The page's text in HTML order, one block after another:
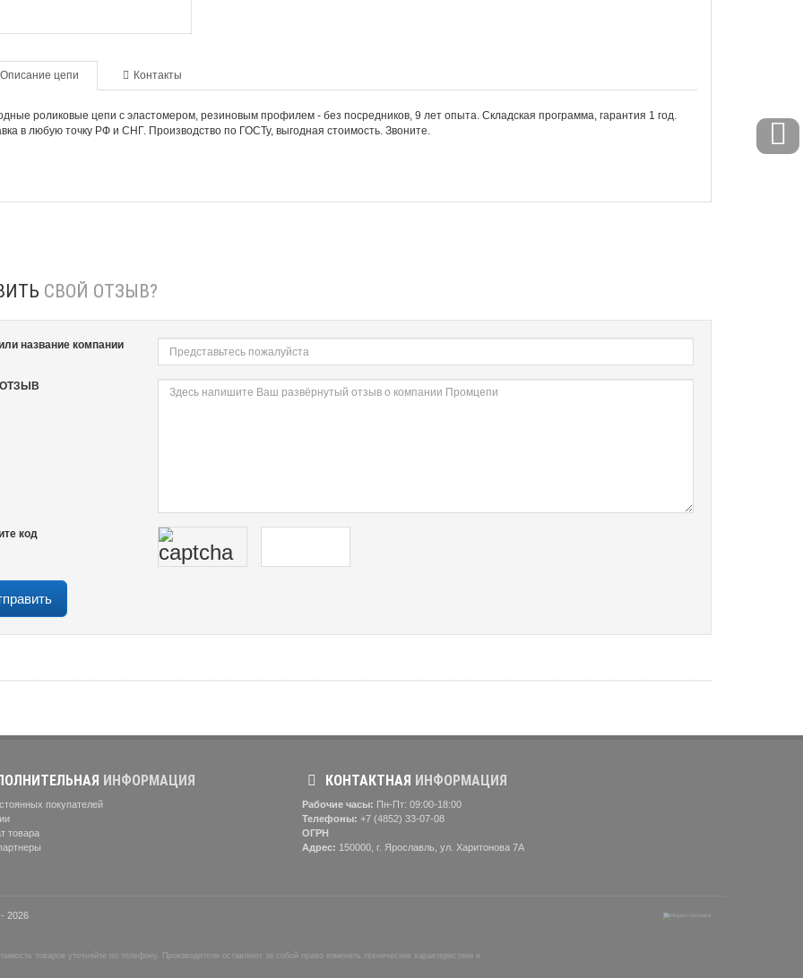
Описание цепи Контакты
роликовые цепи с эластомером, резиновым профилем - без посредников, 9 лет опыта. Складская программа, гарантия 1 год.
в любую точку РФ и СНГ. Производство по ГОСТу, выгодная стоимость. Звоните.
СВОЙ ОТЗЫВ?
название компании
код
ИНФОРМАЦИЯ
покупателей
товара
КОНТАКТНАЯ ИНФОРМАЦИЯ
Рабочие часы: Пн-Пт: 09:00-18:00
Телефоны: +7 (4852) 33-07-08
ОГРН
Адрес: 150000, г. Ярославль, ул. Харитонова 7А
2026
товаров уточняйте по телефону. Производители оставляют за собой право изменять технические характеристики и